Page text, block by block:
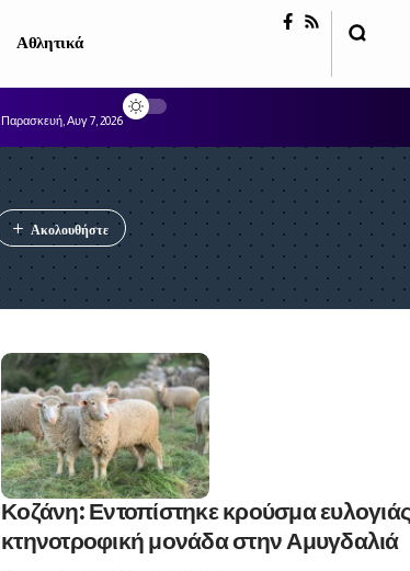
Αθλητικά
Παρασκευή, Αυγ 7, 2026
Κοζάνη: Εντοπίστηκε κρούσμα
κτηνοτροφική μονάδα στην Αμυγδαλιά